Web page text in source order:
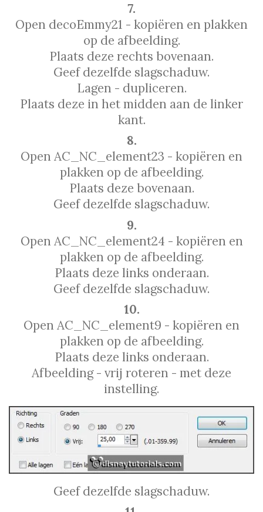
7.
Open decoEmmy21 - kopiëren en plakken
op de afbeelding.
Plaats deze rechts bovenaan.
Geef dezelfde slagschaduw.
Lagen - dupliceren.
Plaats deze in het midden aan de linker
kant.
8.
Open AC_NC_element23 - kopiëren en
plakken op de afbeelding.
Plaats deze bovenaan.
Geef dezelfde slagschaduw.
9.
Open AC_NC_element24 - kopiëren en
plakken op de afbeelding.
Plaats deze links onderaan.
Geef dezelfde slagschaduw.
10.
Open AC_NC_element9 - kopiëren en
plakken op de afbeelding.
Plaats deze links onderaan.
Afbeelding - vrij roteren - met deze
instelling.
Geef dezelfde slagschaduw.